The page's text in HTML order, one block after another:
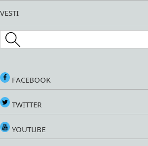
VESTI
Search this site
FACEBOOK
TWITTER
YOUTUBE